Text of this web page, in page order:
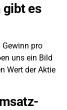
gibt es
Gewinn pro
uns ein Bild
Wert der Aktie